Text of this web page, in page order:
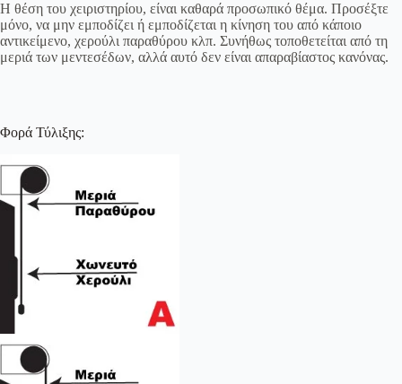
Η θέση του χειριστηρίου, είναι καθαρά προσωπικό θέμα. Προσέξτε
μόνο, να μην εμποδίζει ή εμποδίζεται η κίνηση του από κάποιο
αντικείμενο, χερούλι παραθύρου κλπ. Συνήθως τοποθετείται από τη
μεριά των μεντεσέδων, αλλά αυτό δεν είναι απαραβίαστος κανόνας.
Φορά Τύλιξης: